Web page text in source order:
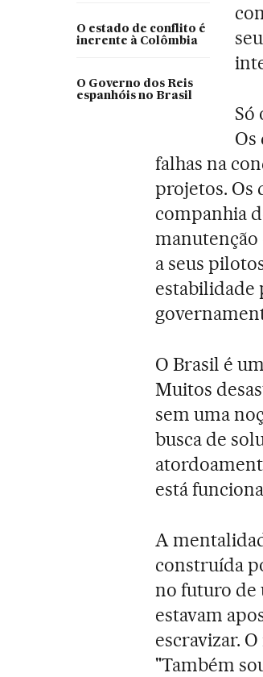
O estado de conflito é
inerente à Colômbia
O Governo dos Reis
espanhóis no Brasil
Só
Os
falhas na
projetos. Os
companhia
manutenção
a seus
estabilidade
O Brasil é
Muitos
sem uma
busca de
está
A
construída
no futuro de
estavam
escravizar.
"Também